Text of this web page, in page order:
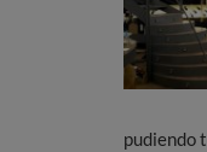
pudiendo